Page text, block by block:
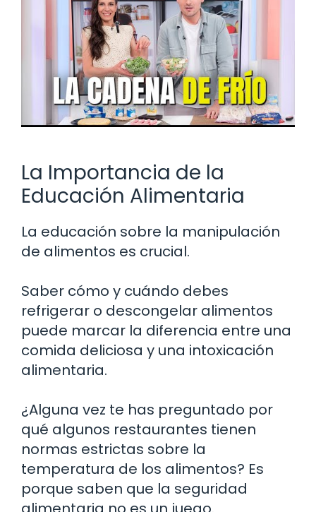
La Importancia de la
Educación Alimentaria
La educación sobre la manipulación
de alimentos es crucial.
Saber cómo y cuándo debes
refrigerar o descongelar alimentos
puede marcar la diferencia entre una
comida deliciosa y una intoxicación
alimentaria.
¿Alguna vez te has preguntado por
qué algunos restaurantes tienen
normas estrictas sobre la
temperatura de los alimentos? Es
porque saben que la seguridad